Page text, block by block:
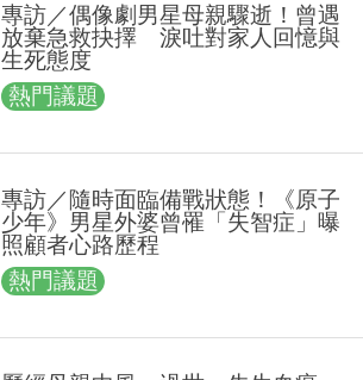
專訪／偶像劇男星母親驟逝！曾遇
放棄急救抉擇 淚吐對家人回憶與
生死態度
熱門議題
專訪／隨時面臨備戰狀態！《原子
少年》男星外婆曾罹「失智症」曝
照顧者心路歷程
熱門議題